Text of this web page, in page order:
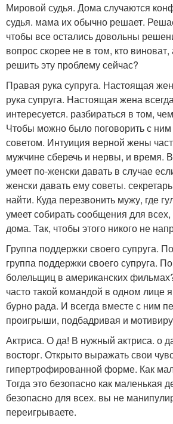
Мировой судья. Дома случаются
судья. мама их обычно решает.
чтобы все остались довольны
вопрос скорее не в том, кто
решить эту проблему сейчас?
Правая рука супруга. Настоящая
рука супруга. Настоящая жена
интересуется. разбираться в том,
Чтобы можно было поговорить с
советом. Интуиция верной жены
мужчине сберечь и нервы, и время.
умеет по-женски давать в случае
женски давать ему советы.
найти. Куда перезвонить мужу, где
умеет собирать сообщения для всех,
дома. Так, чтобы этого никого не
Группа поддержки своего супруга.
группа поддержки своего супруга.
болельщиц в американских
часто такой командой в одном лице
бурно рада. И всегда вместе с ним
проигрыши, подбадривая и
Актриса. О да! В нужный актриса. о
восторг. Открыто выражать свои
гипертрофированной форме. Как
Тогда это безопасно как маленькая
безопасно для всех. вы не
переигрываете.